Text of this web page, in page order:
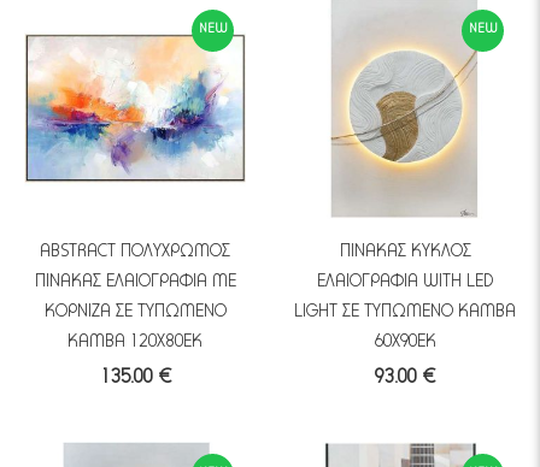
NEW
ABSTRACT ΠΟΛΥΧΡΩΜΟΣ
ΠΙΝΑΚΑΣ ΕΛΑΙΟΓΡΑΦΙΑ ΜΕ
ΚΟΡΝΙΖΑ ΣΕ ΤΥΠΩΜΕΝΟ
ΚΑΜΒΑ 120Χ80ΕΚ
135.00 €
NEW
ΠΙΝΑΚΑΣ ΚΥΚΛΟΣ
ΕΛΑΙΟΓΡΑΦΙΑ WITH LED
LIGHT ΣΕ ΤΥΠΩΜΕΝΟ ΚΑΜΒΑ
60Χ90ΕΚ
93.00 €